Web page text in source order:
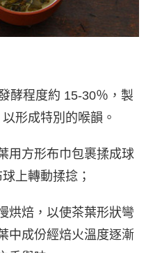
酵程度約 15-30％，製
形成特別的喉韻。
用方形布巾包裹揉成球
上轉動揉捻；
烘焙，以使茶葉形狀彎
中成份經焙火溫度逐漸